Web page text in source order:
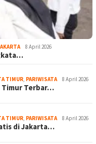
8 April 2026
TIMUR PARIWISATA 8 April 2026
Timur Terbar…
TIMUR PARIWISATA 8 April 2026
di Jakarta…